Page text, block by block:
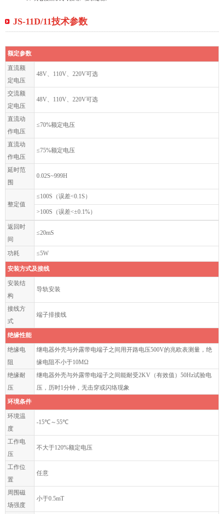
JS-11D/11技术参数
额定参数
直流额
定电压
48V、110V、220V可选
交流额
定电压
48V、110V、220V可选
直流动
作电压
≤70%额定电压
直流动
作电压
≤75%额定电压
延时范
围
0.02S~999H
整定值
≤100S（误差<0.1S）
>100S（误差<±0.1%）
返回时
间
≤20mS
功耗 ≤5W
安装方式及接线
安装结
构
导轨安装
接线方
式
端子排接线
绝缘性能
绝缘电
阻
继电器外壳与外露带电端子之间用开路电压500V的兆欧表测量，绝
缘电阻不小于10MΩ
绝缘耐
压
继电器外壳与外露带电端子之间能耐受2KV（有效值）50Hz试验电
压，历时1分钟，无击穿或闪络现象
环境条件
环境温
度
-15℃～55℃
工作电
压
不大于120%额定电压
工作位
置
任意
周围磁
场强度
小于0.5mT